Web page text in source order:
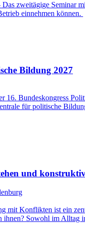
zweitägige Seminar
einnehmen können.
Bildung 2027
16. Bundeskongress
für politische
und
mit Konflikten ist ein
ihnen? Sowohl im Alltag